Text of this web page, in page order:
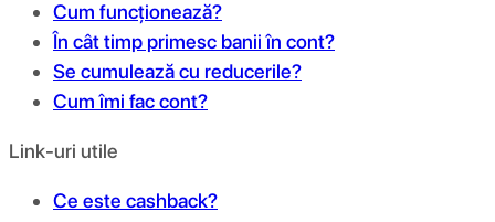
Cum funcționează?
În cât timp primesc banii în cont?
Se cumulează cu reducerile?
Cum îmi fac cont?
Link-uri utile
Ce este cashback?